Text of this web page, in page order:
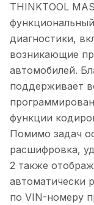
THINKTOOL
диагностики,
возникающие
автомобилей.
поддерживает
функции
Помимо задач
расшифровка,
2 также
автоматически
по VIN-номеру